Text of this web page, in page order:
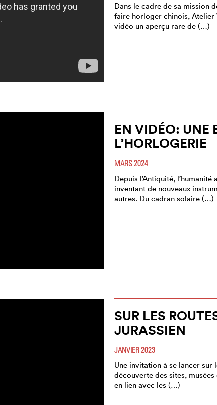
Dans le cadre de sa mission
faire horloger chinois, Atelier
vidéo un aperçu rare de (…)
EN VIDÉO: UNE
L’HORLOGERIE
MARS 2024
Depuis l’Antiquité,
inventant de nouveaux
autres. Du cadran solaire (…)
SUR LES
JURASSIEN
JANVIER 2023
Une invitation à se lancer sur
découverte des sites,
en lien avec les (…)